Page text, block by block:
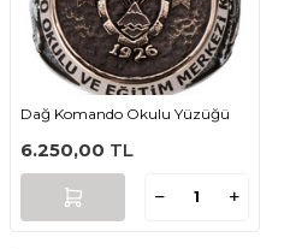
Dağ Komando Okulu Yüzüğü
6.250,00 TL